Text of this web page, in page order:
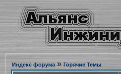
Индекс форума» Горячие Темы